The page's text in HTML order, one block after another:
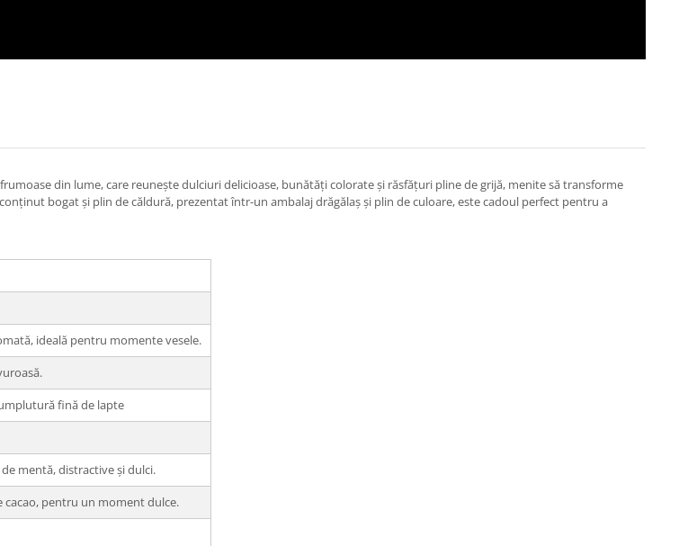
din lume, care reunește dulciuri delicioase, bunătăți colorate și răsfățuri pline de grijă, menite să transforme
bogat și plin de căldură, prezentat într-un ambalaj drăgălaș și plin de culoare, este cadoul perfect pentru a
ideală pentru momente vesele.
fină de lapte
mentă, distractive și dulci.
cacao, pentru un moment dulce.